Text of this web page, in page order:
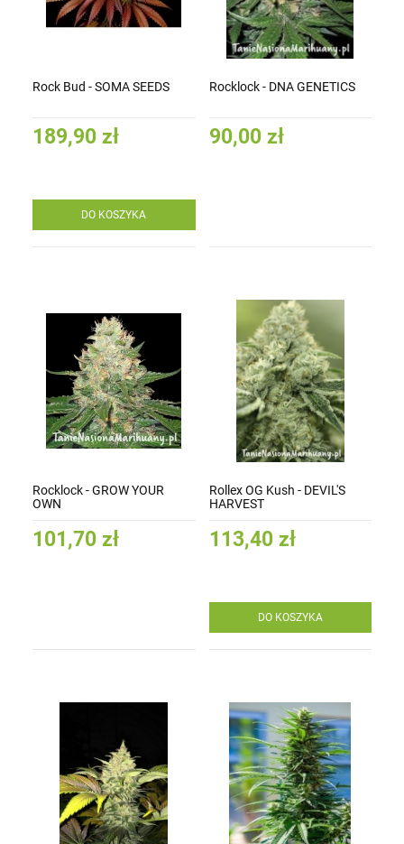
Rock Bud - SOMA SEEDS
189,90 zł
DO KOSZYKA
Rocklock - DNA GENETICS
90,00 zł
Rocklock - GROW YOUR
OWN
101,70 zł
Rollex OG Kush - DEVIL'S
HARVEST
113,40 zł
DO KOSZYKA